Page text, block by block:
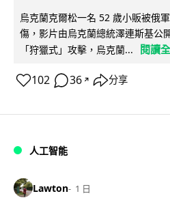
烏克蘭克爾松一名 52 歲小販被俄
傷，影片由烏克蘭總統澤連斯基公
「狩獵式」攻擊，烏克蘭...
閱讀
102 36 ↗ 分享
人工智能
Lawton 1 日